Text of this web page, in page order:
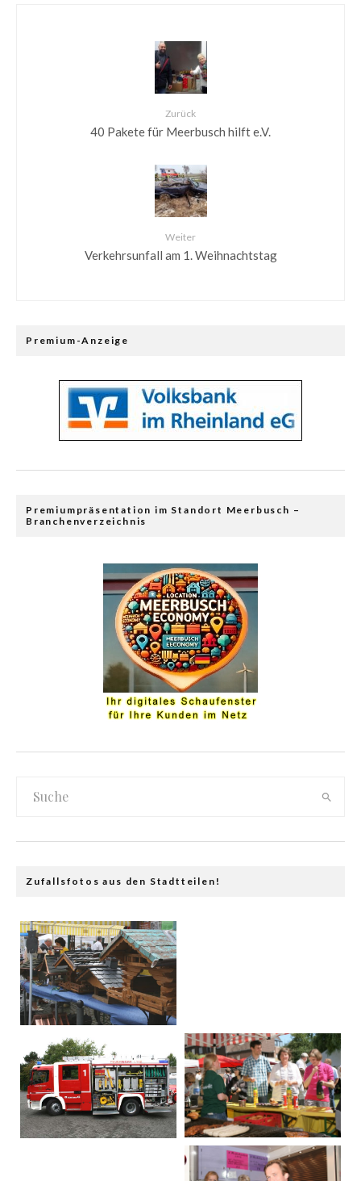
Zurück
40 Pakete für Meerbusch hilft e.V.
Weiter
Verkehrsunfall am 1. Weihnachtstag
Premium-Anzeige
Premiumpräsentation im Standort Meerbusch –
Branchenverzeichnis
Zufallsfotos aus den Stadtteilen!